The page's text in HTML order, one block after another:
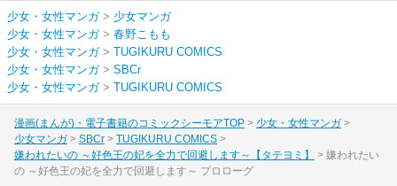
少女・女性マンガ> 少女マンガ
少女・女性マンガ> 春野こもも
少女・女性マンガ> TUGIKURU COMICS
少女・女性マンガ> SBCr
少女・女性マンガ> TUGIKURU COMICS
漫画(まんが)・電子書籍のコミックシーモアTOP
少女・女性マンガ
少女マンガ
SBCr
TUGIKURU COMICS
嫌われたいの ～好色王の妃を全力で回避します～【タテヨミ】
嫌われたい
の ～好色王の妃を全力で回避します～ プロローグ